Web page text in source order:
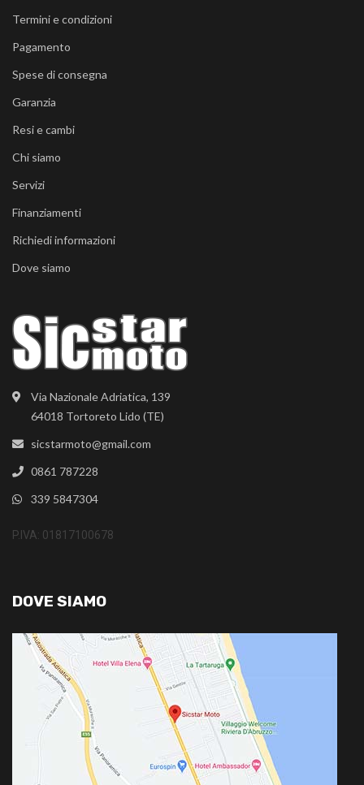
Via Nazionale Adriatica, 139
64018 Tortoreto Lido (TE)
sicstarmoto@gmail.com
0861 787228
339 5847304
P.IVA: 01817100678
Termini e condizioni
Pagamento
Spese di consegna
Garanzia
Resi e cambi
Chi siamo
Servizi
Finanziamenti
Richiedi informazioni
Dove siamo
DOVE SIAMO